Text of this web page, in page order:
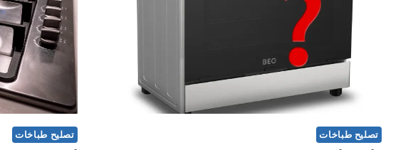
تصليح طباخات تصليح طباخات